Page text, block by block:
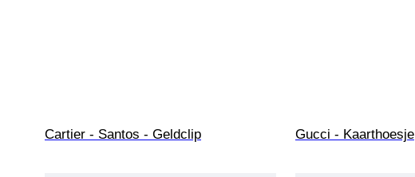
Cartier - Santos - Geldclip Gucci - Kaarthoesje